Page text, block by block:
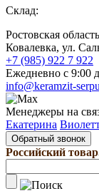
Склад:
Ростовская
Ковалевка, ул.
+7 (985) 922 7 922
Ежедневно с 9:00
info@keramzit-
Менеджеры на
Екатерина
Обратный звонок
Российский